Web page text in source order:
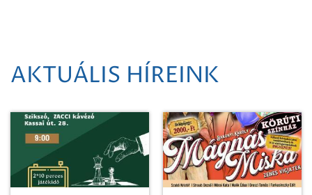
AKTUÁLIS HÍREINK